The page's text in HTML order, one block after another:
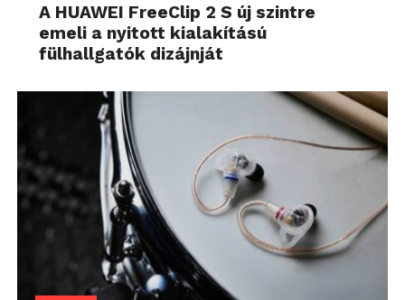
A HUAWEI FreeClip 2 S új szintre
emeli a nyitott kialakítású
fülhallgatók dizájnját